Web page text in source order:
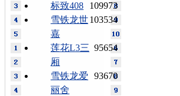
109973
标致408
103534
雪铁龙世
嘉
95654
莲花L3三
厢
93670
雪铁龙爱
丽舍